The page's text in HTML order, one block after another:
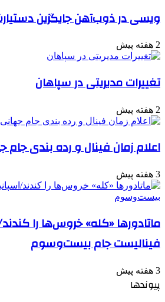
ویسی در ذوب‌آهن جایگزین
2 هفته پیش
تغییرات مدیریتی در سپاهان
2 هفته پیش
اعلام زمان فینال و رده بندی جام
3 هفته پیش
ماتادورها «کله» خروس‌ها را کندند/
فینالیست جام بیست‌وسوم
3 هفته پیش
پیوندها